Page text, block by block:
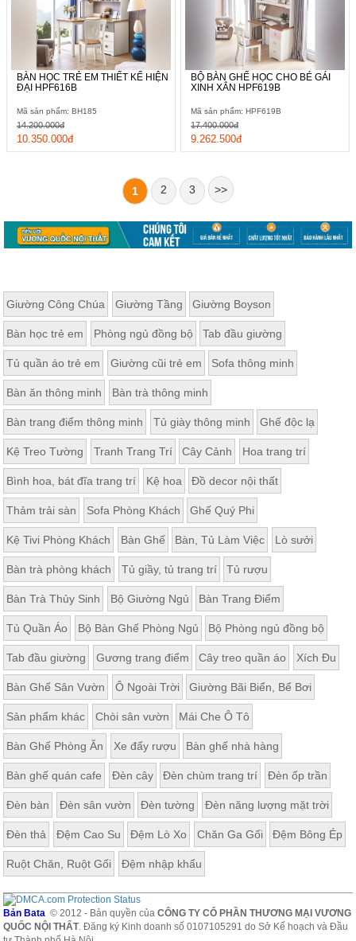
BÀN HỌC TRẺ EM THIẾT KẾ HIỆN
ĐẠI HPF616B
Mã sản phẩm: BH185
10.350.000đ
14.200.000đ
BỘ BÀN GHẾ HỌC CHO BÉ GÁI
XINH XẮN HPF619B
Mã sản phẩm: HPF619B
9.262.500đ
17.400.000đ
1 2 3 >>
Giường Công Chúa Giường Tầng Giường Boyson
Bàn học trẻ em Phòng ngủ đồng bộ Tab đầu giường
Tủ quần áo trẻ em Giường cũi trẻ em Sofa thông minh
Bàn ăn thông minh Bàn trà thông minh
Bàn trang điểm thông minh Tủ giày thông minh Ghế độc lạ
Kệ Treo Tường Tranh Trang Trí Cây Cảnh Hoa trang trí
Bình hoa, bát đĩa trang trí Kệ hoa Đồ decor nội thất
Thảm trải sàn Sofa Phòng Khách Ghế Quý Phi
Kệ Tivi Phòng Khách Bàn Ghế Bàn, Tủ Làm Việc Lò sưởi
Bàn trà phòng khách Tủ giầy, tủ trang trí Tủ rượu
Bàn Trà Thủy Sinh Bộ Giường Ngủ Bàn Trang Điểm
Tủ Quần Áo Bộ Bàn Ghế Phòng Ngủ Bộ Phòng ngủ đồng bộ
Tab đầu giường Gương trang điểm Cây treo quần áo Xích Đu
Bàn Ghế Sân Vườn Ô Ngoài Trời Giường Bãi Biển, Bể Bơi
Sản phẩm khác Chòi sân vườn Mái Che Ô Tô
Bàn Ghế Phòng Ăn Xe đẩy rượu Bàn ghế nhà hàng
Bàn ghế quán cafe Đèn cây Đèn chùm trang trí Đèn ốp trần
Đèn bàn Đèn sân vườn Đèn tường Đèn năng lượng mặt trời
Đèn thả Đệm Cao Su Đệm Lò Xo Chăn Ga Gối Đệm Bông Ép
Ruột Chăn, Ruột Gối Đệm nhập khẩu
Bản Bata © 2012 - Bản quyền củaCÔNG TY CỔ PHẦN THƯƠNG MẠI VƯƠNG
QUỐC NỘI THẤT. Đăng ký Kinh doanh số 0107105291 do Sở Kế hoạch và Đầu